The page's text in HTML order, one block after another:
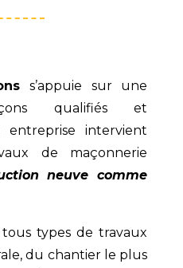
s’appuie sur une
qualifiés et
entreprise intervient
de maçonnerie
neuve comme
types de travaux
du chantier le plus